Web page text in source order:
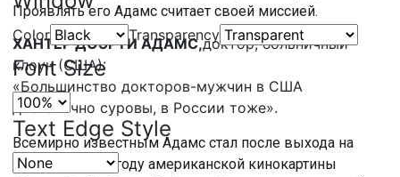
Color Transparency
Font Size
Text Edge Style
Проявлять его Адамс считает своей миссией.
ХАНТЕР ДОЭРТИ АДАМС,доктор, больничный
клоун (США):
«Большинство докторов-мужчин в США
достаточно суровы, в России тоже».
Всемирно известным Адамс стал после выхода на
экраны в 1998 году американской кинокартины